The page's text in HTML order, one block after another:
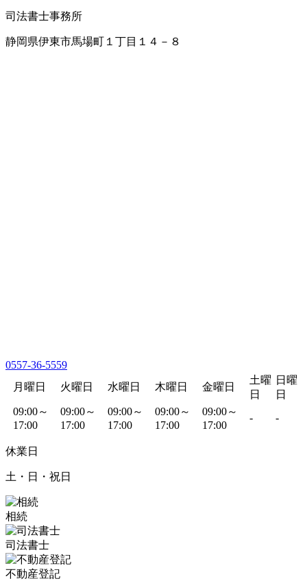
司法書士事務所
静岡県伊東市馬場町１丁目１４－８
0557-36-5559
月曜日
火曜日 水曜日 木曜日 金曜日
土曜
日
日曜
日
09:00～
17:00
09:00～
17:00
09:00～
17:00
09:00～
17:00
09:00～
17:00
- -
休業日
土・日・祝日
相続
司法書士
不動産登記